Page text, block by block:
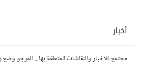
أخبار
مجتمع للأخبار والنقاشات المتعلقة بها... المرجو